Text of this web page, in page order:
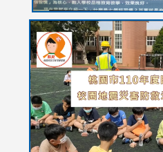
link
to
https://drive.google.com/
usp=sharing